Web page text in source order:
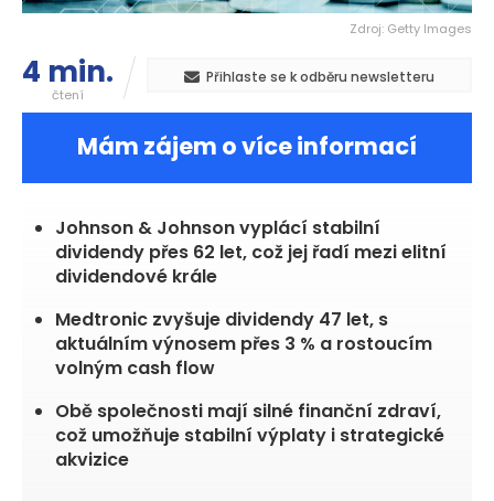
Zdroj: Getty Images
4 min.
čtení
Přihlaste se k odběru newsletteru
Mám zájem o více informací
Johnson & Johnson vyplácí stabilní
dividendy přes 62 let, což jej řadí mezi elitní
dividendové krále
Medtronic zvyšuje dividendy 47 let, s
aktuálním výnosem přes 3 % a rostoucím
volným cash flow
Obě společnosti mají silné finanční zdraví,
což umožňuje stabilní výplaty i strategické
akvizice